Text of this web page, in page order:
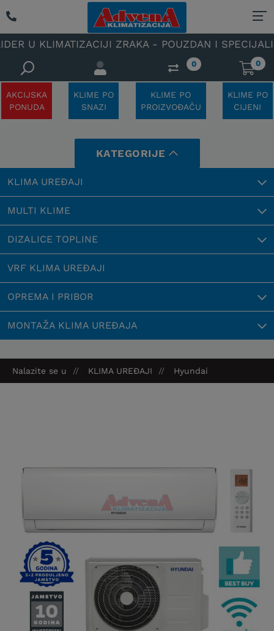
ZRAKA - POUZDAN I SPECIJALIZIRAN
0 0
AKCIJSKA
PONUDA
KLIME PO
SNAZI
KLIME PO
PROIZVOĐAČU
KLIME PO
CIJENI
KATEGORIJE
KLIMA UREĐAJI
MULTI KLIME
DIZALICE TOPLINE
VRF KLIMA UREĐAJI
OPREMA I PRIBOR
MONTAŽA KLIMA UREĐAJA
Nalazite se u KLIMA UREĐAJI Hyundai